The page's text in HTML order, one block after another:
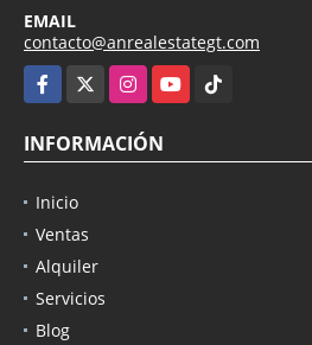
EMAIL
contacto@anrealestategt.com
Facebook
InstagramYouTubeTikTok
INFORMACIÓN
Inicio
Ventas
Alquiler
Servicios
Blog